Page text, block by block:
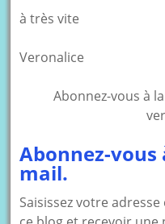
à très vite
Veronalice
Abonnez-vous à
Abonnez-vous
mail.
Saisissez votre